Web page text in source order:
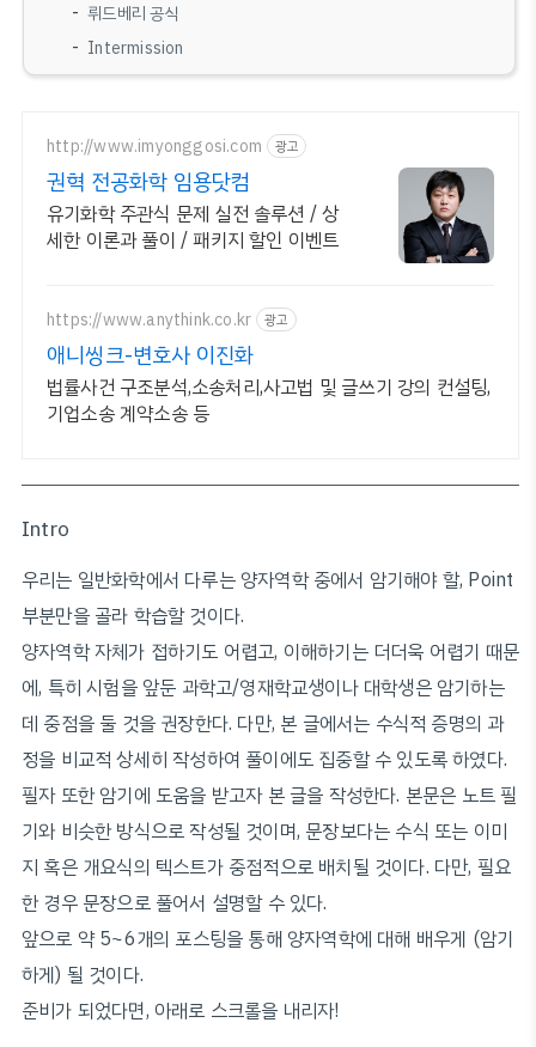
뤼드베리 공식
Intermission
http://www.imyonggosi.com 광고
권혁 전공화학 임용닷컴
유기화학 주관식 문제 실전 솔루션 / 상
세한 이론과 풀이 / 패키지 할인 이벤트
https://www.anythink.co.kr 광고
애니씽크-변호사 이진화
법률사건 구조분석,소송처리,사고법 및 글쓰기 강의 컨설팅,
기업소송 계약소송 등
Intro
우리는 일반화학에서 다루는 양자역학 중에서 암기해야 할, Point
부분만을 골라 학습할 것이다.
양자역학 자체가 접하기도 어렵고, 이해하기는 더더욱 어렵기 때문
에, 특히 시험을 앞둔 과학고/영재학교생이나 대학생은 암기하는
데 중점을 둘 것을 권장한다. 다만, 본 글에서는 수식적 증명의 과
정을 비교적 상세히 작성하여 풀이에도 집중할 수 있도록 하였다.
필자 또한 암기에 도움을 받고자 본 글을 작성한다. 본문은 노트 필
기와 비슷한 방식으로 작성될 것이며, 문장보다는 수식 또는 이미
지 혹은 개요식의 텍스트가 중점적으로 배치될 것이다. 다만, 필요
한 경우 문장으로 풀어서 설명할 수 있다.
앞으로 약 5~6개의 포스팅을 통해 양자역학에 대해 배우게 (암기
하게) 될 것이다.
준비가 되었다면, 아래로 스크롤을 내리자!